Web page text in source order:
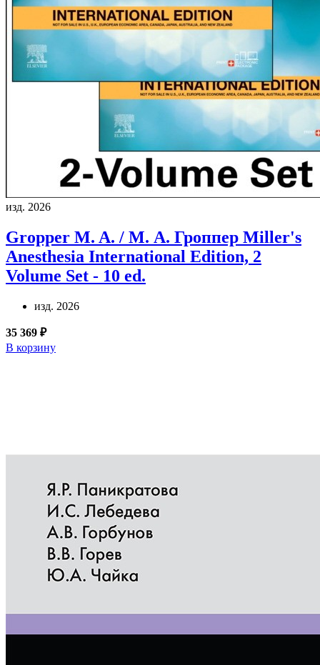
изд. 2026
Gropper M. A. / М. А. Гроппер Miller's
Anesthesia International Edition, 2
Volume Set - 10 ed.
изд. 2026
35 369 ₽
В корзину